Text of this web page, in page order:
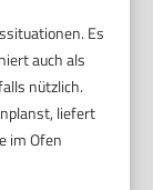
Es
auch als
nützlich.
liefert
im Ofen